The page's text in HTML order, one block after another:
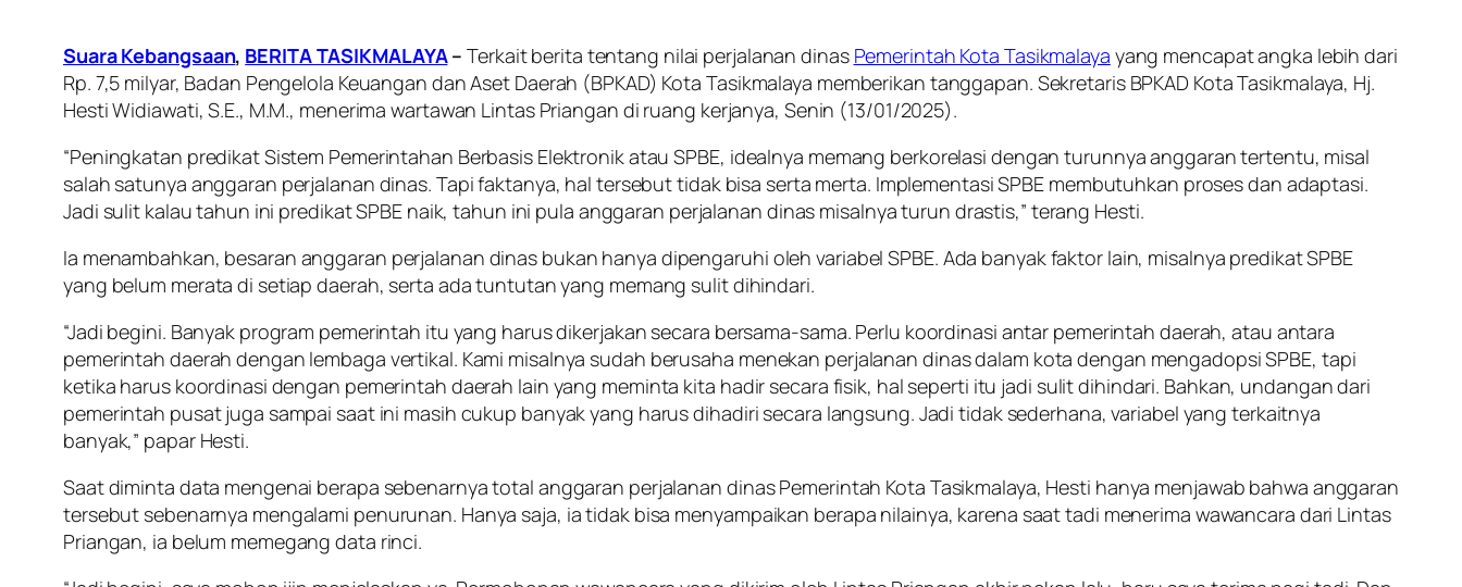
Suara Kebangsaan, BERITA TASIKMALAYA–Terkait berita tentang nilai perjalanan dinas Pemerintah Kota Tasikmalaya yang mencapat angka lebih dari
Rp. 7,5 milyar, Badan Pengelola Keuangan dan Aset Daerah (BPKAD) Kota Tasikmalaya memberikan tanggapan. Sekretaris BPKAD Kota Tasikmalaya, Hj.
Hesti Widiawati, S.E., M.M., menerima wartawan Lintas Priangan di ruang kerjanya, Senin (13/01/2025).
“Peningkatan predikat Sistem Pemerintahan Berbasis Elektronik atau SPBE, idealnya memang berkorelasi dengan turunnya anggaran tertentu, misal
salah satunya anggaran perjalanan dinas. Tapi faktanya, hal tersebut tidak bisa serta merta. Implementasi SPBE membutuhkan proses dan adaptasi.
Jadi sulit kalau tahun ini predikat SPBE naik, tahun ini pula anggaran perjalanan dinas misalnya turun drastis,” terang Hesti.
Ia menambahkan, besaran anggaran perjalanan dinas bukan hanya dipengaruhi oleh variabel SPBE. Ada banyak faktor lain, misalnya predikat SPBE
yang belum merata di setiap daerah, serta ada tuntutan yang memang sulit dihindari.
“Jadi begini. Banyak program pemerintah itu yang harus dikerjakan secara bersama-sama. Perlu koordinasi antar pemerintah daerah, atau antara
pemerintah daerah dengan lembaga vertikal. Kami misalnya sudah berusaha menekan perjalanan dinas dalam kota dengan mengadopsi SPBE, tapi
ketika harus koordinasi dengan pemerintah daerah lain yang meminta kita hadir secara fisik, hal seperti itu jadi sulit dihindari. Bahkan, undangan dari
pemerintah pusat juga sampai saat ini masih cukup banyak yang harus dihadiri secara langsung. Jadi tidak sederhana, variabel yang terkaitnya
banyak,” papar Hesti.
Saat diminta data mengenai berapa sebenarnya total anggaran perjalanan dinas Pemerintah Kota Tasikmalaya, Hesti hanya menjawab bahwa anggaran
tersebut sebenarnya mengalami penurunan. Hanya saja, ia tidak bisa menyampaikan berapa nilainya, karena saat tadi menerima wawancara dari Lintas
Priangan, ia belum memegang data rinci.